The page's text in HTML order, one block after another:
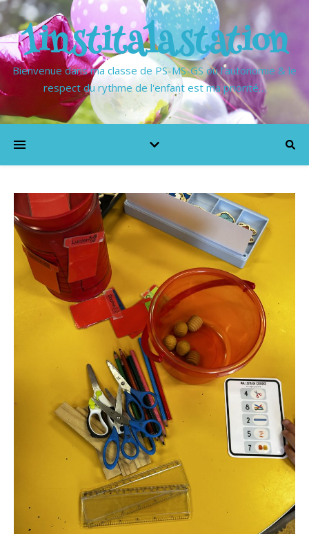
1institalastation
Bienvenue dans ma classe de PS-MS-GS où l'autonomie & le
respect du rythme de l'enfant est ma priorité…